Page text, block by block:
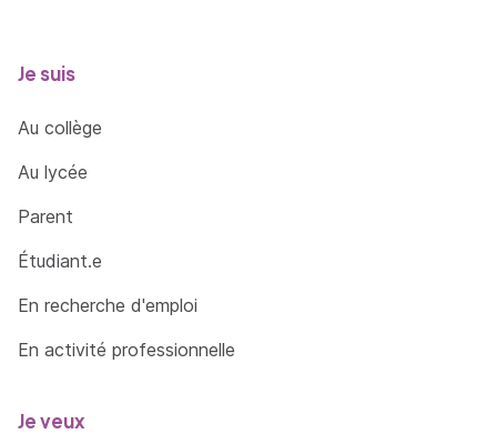
Je suis
Au collège
Au lycée
Parent
Étudiant.e
En recherche d'emploi
En activité professionnelle
Je veux